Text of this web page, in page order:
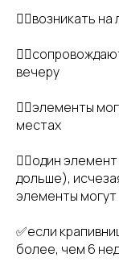
👉🏻возникать
вечеру
👉🏻элементы
местах
👉🏻один
дольше),
элементы могут
✅если
более, чем 6